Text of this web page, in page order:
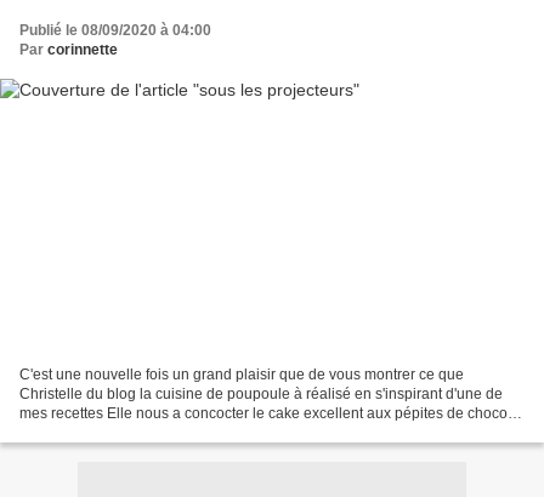
Publié le 08/09/2020 à 04:00
Par corinnette
C'est une nouvelle fois un grand plaisir que de vous montrer ce que
Christelle du blog la cuisine de poupoule à réalisé en s'inspirant d'une de
mes recettes Elle nous a concocter le cake excellent aux pépites de chocolat